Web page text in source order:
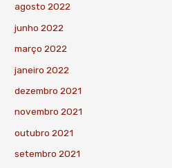
agosto 2022
junho 2022
março 2022
janeiro 2022
dezembro 2021
novembro 2021
outubro 2021
setembro 2021